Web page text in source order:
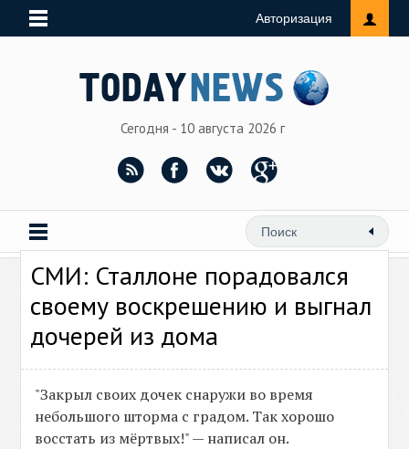
Авторизация
Сегодня - 10 августа 2026 г
СМИ: Сталлоне порадовался
своему воскрешению и выгнал
дочерей из дома
"Закрыл своих дочек снаружи во время
небольшого шторма с градом. Так хорошо
восстать из мёртвых!" — написал он.